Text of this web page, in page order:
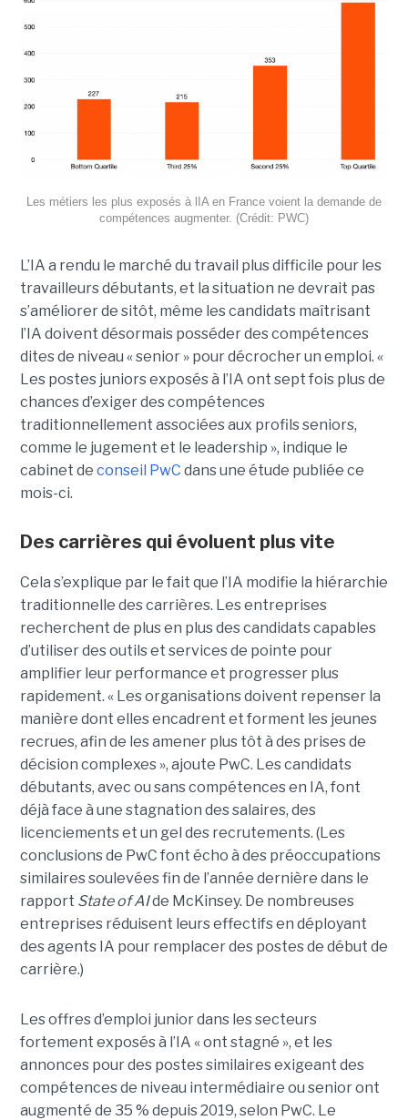
Les métiers les plus exposés à lIA en France voient la demande de
compétences augmenter. (Crédit: PWC)
L’IA a rendu le marché du travail plus difficile pour les
travailleurs débutants, et la situation ne devrait pas
s’améliorer de sitôt, même les candidats maîtrisant
l’IA doivent désormais posséder des compétences
dites de niveau « senior » pour décrocher un emploi. «
Les postes juniors exposés à l’IA ont sept fois plus de
chances d’exiger des compétences
traditionnellement associées aux profils seniors,
comme le jugement et le leadership », indique le
cabinet de conseil PwC dans une étude publiée ce
mois-ci.
Des carrières qui évoluent plus vite
Cela s’explique par le fait que l’IA modifie la hiérarchie
traditionnelle des carrières. Les entreprises
recherchent de plus en plus des candidats capables
d’utiliser des outils et services de pointe pour
amplifier leur performance et progresser plus
rapidement. « Les organisations doivent repenser la
manière dont elles encadrent et forment les jeunes
recrues, afin de les amener plus tôt à des prises de
décision complexes », ajoute PwC. Les candidats
débutants, avec ou sans compétences en IA, font
déjà face à une stagnation des salaires, des
licenciements et un gel des recrutements. (Les
conclusions de PwC font écho à des préoccupations
similaires soulevées fin de l’année dernière dans le
rapport State of AIde McKinsey. De nombreuses
entreprises réduisent leurs effectifs en déployant
des agents IA pour remplacer des postes de début de
carrière.)
Les offres d’emploi junior dans les secteurs
fortement exposés à l’IA « ont stagné », et les
annonces pour des postes similaires exigeant des
compétences de niveau intermédiaire ou senior ont
augmenté de 35 % depuis 2019, selon PwC. Le